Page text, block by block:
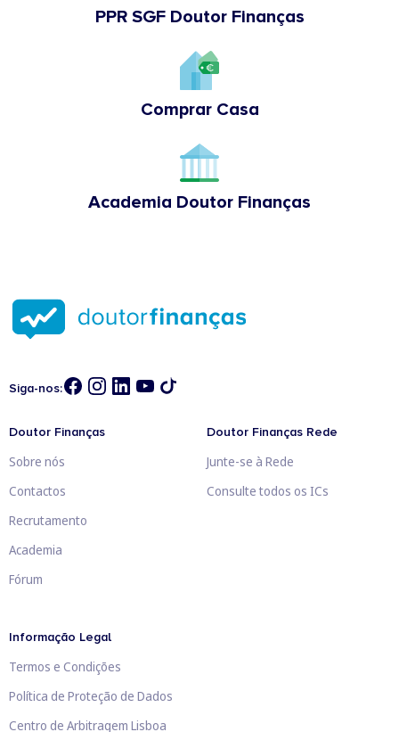
PPR SGF Doutor Finanças
Comprar Casa
Academia Doutor Finanças
Siga-nos:
Doutor Finanças
Sobre nós
Contactos
Recrutamento
Academia
Fórum
Doutor Finanças Rede
Junte-se à Rede
Consulte todos os ICs
Informação Legal
Termos e Condições
Política de Proteção de Dados
Centro de Arbitragem Lisboa